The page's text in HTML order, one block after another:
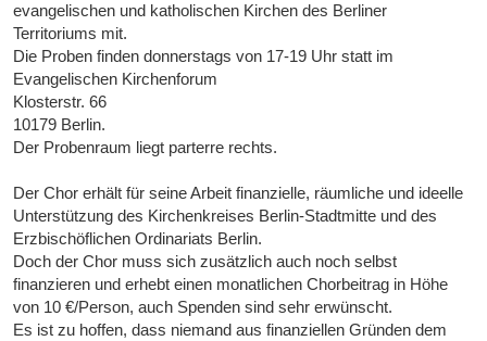
evangelischen und katholischen Kirchen des Berliner
Territoriums mit.
Die Proben finden donnerstags von 17-19 Uhr statt im
Evangelischen Kirchenforum
Klosterstr. 66
10179 Berlin.
Der Probenraum liegt parterre rechts.
Der Chor erhält für seine Arbeit finanzielle, räumliche und ideelle
Unterstützung des Kirchenkreises Berlin-Stadtmitte und des
Erzbischöflichen Ordinariats Berlin.
Doch der Chor muss sich zusätzlich auch noch selbst
finanzieren und erhebt einen monatlichen Chorbeitrag in Höhe
von 10 €/Person, auch Spenden sind sehr erwünscht.
Es ist zu hoffen, dass niemand aus finanziellen Gründen dem